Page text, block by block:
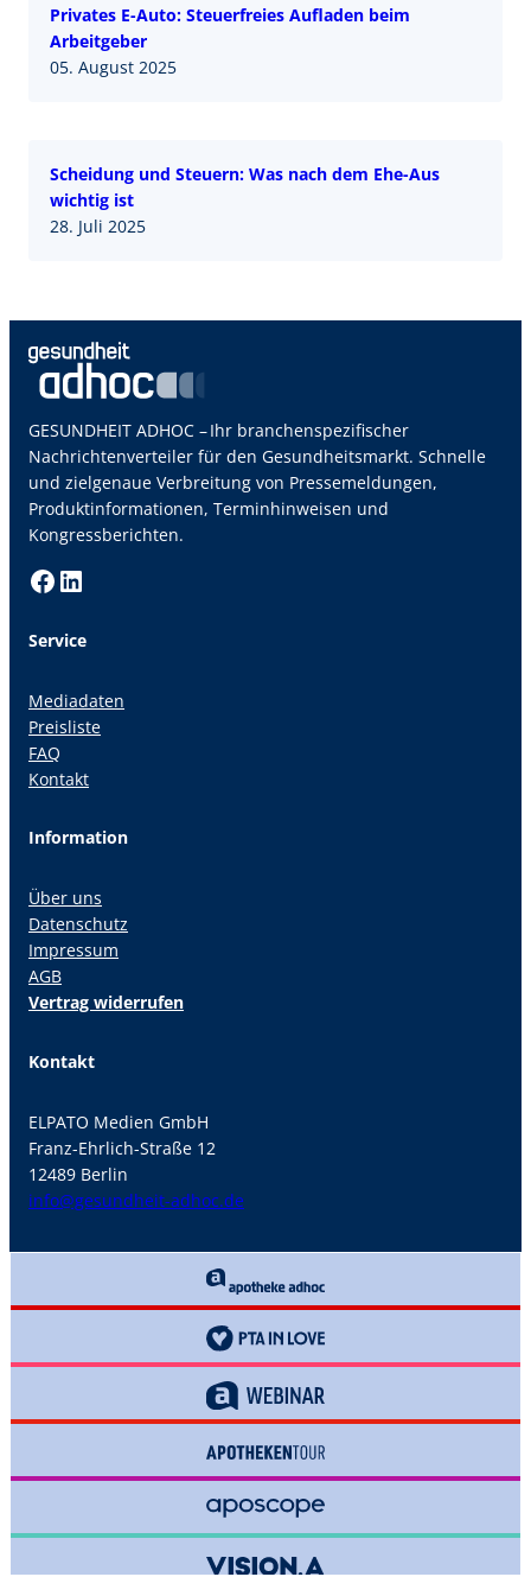
Privates E-Auto: Steuerfreies Aufladen beim
Arbeitgeber
05. August 2025
Scheidung und Steuern: Was nach dem Ehe-Aus
wichtig ist
28. Juli 2025
GESUNDHEIT ADHOC – Ihr branchenspezifischer
Nachrichtenverteiler für den Gesundheitsmarkt. Schnelle
und zielgenaue Verbreitung von Pressemeldungen,
Produktinformationen, Terminhinweisen und
Kongressberichten.
Facebook LinkedIn
Service
Mediadaten
Preisliste
FAQ
Kontakt
Information
Über uns
Datenschutz
Impressum
AGB
Vertrag widerrufen
Kontakt
ELPATO Medien GmbH
Franz-Ehrlich-Straße 12
12489 Berlin
info@gesundheit-adhoc.de